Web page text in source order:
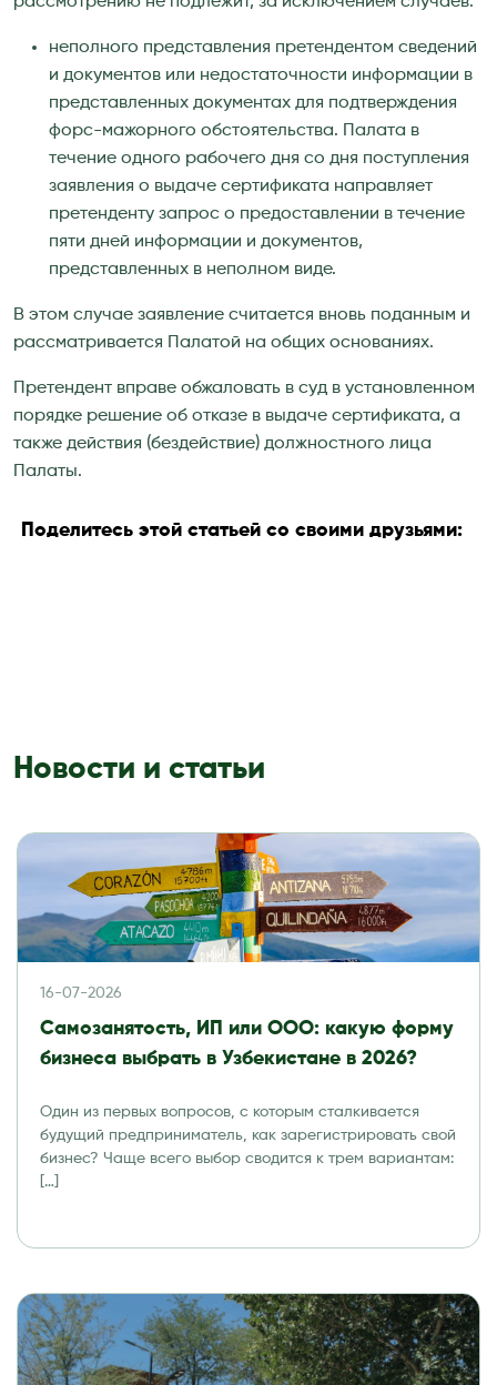
неполного представления претендентом сведений
и документов или недостаточности информации в
представленных документах для подтверждения
форс-мажорного обстоятельства. Палата в
течение одного рабочего дня со дня поступления
заявления о выдаче сертификата направляет
претенденту запрос о предоставлении в течение
пяти дней информации и документов,
представленных в неполном виде.
В этом случае заявление считается вновь поданным и
рассматривается Палатой на общих основаниях.
Претендент вправе обжаловать в суд в установленном
порядке решение об отказе в выдаче сертификата, а
также действия (бездействие) должностного лица
Палаты.
Поделитесь этой статьей со своими друзьями:
Новости и статьи
16-07-2026
Самозанятость, ИП или ООО: какую форму
бизнеса выбрать в Узбекистане в 2026?
Один из первых вопросов, с которым сталкивается
будущий предприниматель, как зарегистрировать свой
бизнес? Чаще всего выбор сводится к трем вариантам:
[…]